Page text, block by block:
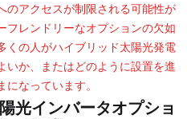
のアクセスが制限される可能性が
フレンドリーなオプションの欠如
くの人がハイブリッド太陽光発電
いか、またはどのように設置を進
になっています。
光インバータオプショ